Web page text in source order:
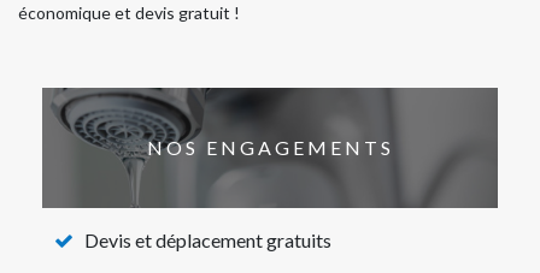
économique et devis gratuit !
NOS ENGAGEMENTS
Devis et déplacement gratuits